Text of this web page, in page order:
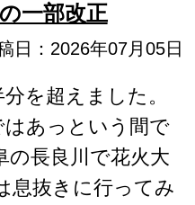
一部改正
日：2026年07月05日
を超えました。
あっという間で
の長良川で花火大
息抜きに行ってみ